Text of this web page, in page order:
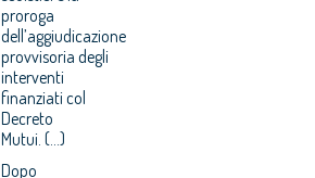
proroga
dell’aggiudicazione
provvisoria degli
interventi
finanziati col
Decreto
Mutui. (...)
Dopo